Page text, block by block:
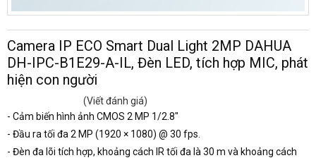
Camera IP ECO Smart Dual Light 2MP DAHUA
DH-IPC-B1E29-A-IL, Đèn LED, tích hợp MIC, phát
hiện con người
(Viết đánh giá)
- Cảm biến hình ảnh CMOS 2 MP 1/2.8"
- Đầu ra tối đa 2 MP (1920 × 1080) @ 30 fps.
- Đèn đa lõi tích hợp, khoảng cách IR tối đa là 30 m và khoảng cách